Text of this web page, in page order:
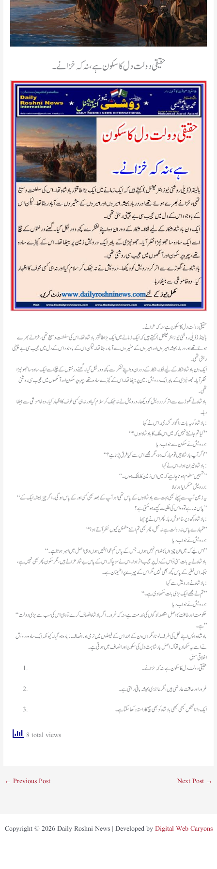
حقیقی دولت دل کا سکون ہے، نہ کہ خزانے۔
حقیقی دولت دل کا سکون ہے، نہ کہ خزانے۔
ہالینڈ(ڈیلی روشنی نیوز انٹرنیشنل )کہتے ہیں کہ ایک زمانے میں ایک بڑا طاقتور بادشاہ تھا۔ اس کی سلطنت وسیع تھی، خزانے بھرے
ہوئے تھے اور دربار ہمیشہ امیروں اور امیروں کے مشیروں سے آباد رہتا تھا۔ لیکن اس کے باوجود اس کے دل میں عجیب سی بے چینی
رہتی تھی۔
ایک دن بادشاہ شکار کے لیے نکلا۔ شکار کے دوران وہ اپنے لشکر سے کچھ دور نکل گیا۔ گھنے درختوں کے بیچ اسے ایک سادہ سا جھونپڑا
نظر آیا۔ جھونپڑی کے باہر ایک درویش زمین پر بیٹھا تھا۔ اس کے کپڑے سادہ تھے، چہرہ پرسکون اور آنکھوں میں عجیب سی روشنی
تھی۔
بادشاہ نے گھوڑے سے اتر کر درویش کو دیکھا۔ درویش نے نہ جھک کر سلام کیا اور نہ ہی کسی خوف کا اظہار کیا۔ وہ خاموشی سے بیٹھا
رہا۔
بادشاہ کو یہ بات ناگوار گزری۔ اس نے کہا:
“کیا تم جانتے نہیں کہ میں اس ملک کا بادشاہ ہوں؟”
درویش نے سکون سے جواب دیا:
“اگر آپ بادشاہ ہیں تو مبارک ہو، مگر مجھے اس سے کیا فرق پڑتا ہے؟”
بادشاہ حیران ہوا۔ اس نے کہا:
“تمہیں معلوم ہونا چاہیے کہ میں اس زمین کا مالک ہوں۔”
درویش مسکرایا اور بولا:
“یہ زمین آپ سے پہلے بھی بہت سے بادشاہوں کے پاس تھی اور آپ کے بعد بھی کسی اور کے پاس ہو گی۔ اگر چیز ہمیشہ ایک کے
پاس نہ رہے تو وہ اس کی ملکیت کیسے ہو سکتی ہے؟”
بادشاہ کچھ دیر خاموش رہا۔ پھر اس نے پوچھا:
“تمہارے پاس نہ دولت ہے نہ محل، پھر بھی تم اتنے مطمئن کیوں نظر آتے ہو؟”
درویش نے جواب دیا:
“اس لیے کہ میں ان چیزوں کا غلام نہیں ہوں۔ جس کے پاس کم خواہشیں ہوں وہی اصل میں امیر ہوتا ہے۔”
بادشاہ نے یہ بات سنی تو اس کے دل پر عجیب اثر ہوا۔ اس نے سوچا کہ اس کے پاس بے شمار خزانے ہیں، مگر سکون پھر بھی نہیں ہے،
جبکہ اس فقیر کے پاس کچھ بھی نہیں مگر اس کے چہرے پر اطمینان ہے۔
بادشاہ نے درویش سے کہا:
“تم نے مجھے ایک بڑی بات سکھا دی ہے۔”
درویش نے جواب دیا:
“حکومت اور طاقت کا اصل مقصد لوگوں کی خدمت ہے، نہ کہ غرور۔ اگر بادشاہ انصاف کرے تو وہی اس کی سب سے بڑی دولت
ہے۔”
بادشاہ واپس اپنے محل کی طرف لوٹا، مگر اس دن کے بعد اس کے فیصلوں میں نرمی اور انصاف زیادہ ہو گیا۔ کیونکہ ایک سادہ درویش
نے اسے یہ سکھا دیا تھا کہ اصل بادشاہت دل کی سکون اور انصاف میں ہوتی ہے۔
اخلاقی سبق
حقیقی دولت دل کا سکون ہے، نہ کہ خزانے۔
غرور اور طاقت عارضی ہیں، مگر عاجزی ہمیشہ باقی رہتی ہے۔
ایک دانا شخص کبھی کبھی بادشاہ کو بھی سچ کا راستہ دکھا سکتا ہے۔
8 total views
← Previous Post Next Post →
Copyright © 2026 Daily Roshni News | Developed by Digital Web Caryons